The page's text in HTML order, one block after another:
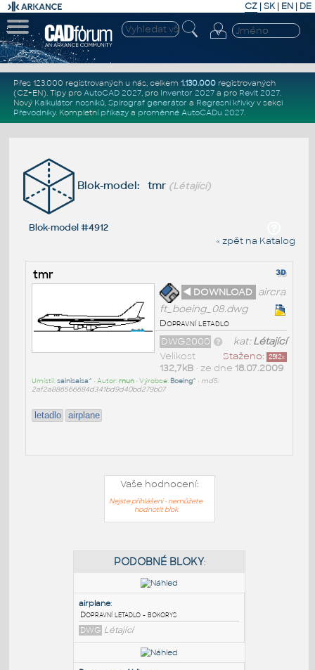
CZ | SK| EN | DE
Přes 123.000 registrovaných u nás, celkem 1.130.000registrovaných
(CZ+EN). Tipy pro AutoCAD 2027, pro Inventor 2027a pro Revit 2027.
Nový Kalkulátor nosníků, Spirograf generátor a Regresní křivkyv sekci
Převodníky. Kompletní příkazya proměnné AutoCADu 2027.
Blok-model: tmr (Létající)
Blok-model #4912
« zpět na Katalog
tmr
◄ DOWNLOAD aircra
ft_boeing_08.dwg
Dopravní letadlo
kat:Létající
DWG2000
Staženo: 2512x
Velikost
132,7kB• ze dne 18.07.2009
Umístil:sainisaisa^ • Autor:rnun• Výrobce: Boeing^ • md5:
2af2a886566684d341bd9d40bd279b07
letadlo airplane
Vaše hodnocení:
Nejste přihlášeni - nemůžete
hodnotit blok
PODOBNÉ BLOKY: